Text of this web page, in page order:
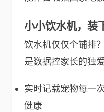
小小饮水机，装
饮水机仅仅个铺排
是数据控家长的独爱
实时记载宠物每一
健康